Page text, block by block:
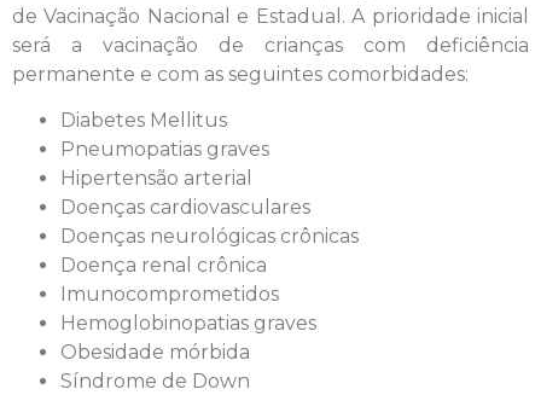
de Vacinação Nacional e Estadual. A prioridade inicial
será a vacinação de crianças com deficiência
permanente e com as seguintes comorbidades:
Diabetes Mellitus
Pneumopatias graves
Hipertensão arterial
Doenças cardiovasculares
Doenças neurológicas crônicas
Doença renal crônica
Imunocomprometidos
Hemoglobinopatias graves
Obesidade mórbida
Síndrome de Down